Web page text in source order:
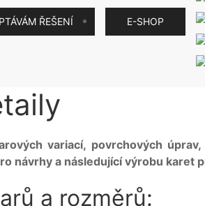
ŘEŠENÍ E-SHOP
variací, povrchových
návrhy a následující výrobu karet
a rozměrů: